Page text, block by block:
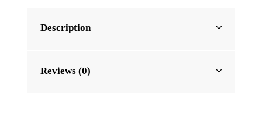
Description
Reviews (0)